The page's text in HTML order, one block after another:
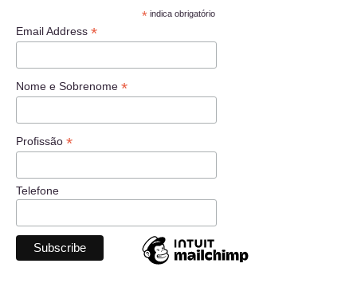
*indica obrigatório
Email Address *
Nome e Sobrenome *
Profissão *
Telefone